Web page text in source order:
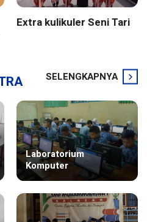
Extra kulikuler Seni Tari
SELENGKAPNYA
Laboratorium
Komputer